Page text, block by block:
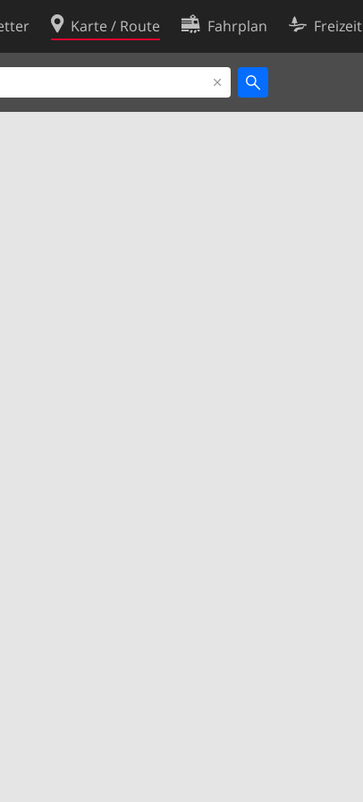
Karte / Route Fahrplan Freizeit
Cookie-Richtlinie
Cookie-Einstellungen